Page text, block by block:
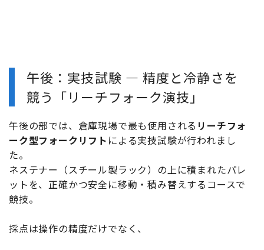
午後：実技試験 ― 精度と冷静さを
競う「リーチフォーク演技」
午後の部では、倉庫現場で最も使用される リーチフォ
ーク型フォークリフト による実技試験が行われまし
た。
ネステナー（スチール製ラック）の上に積まれたパレ
ットを、正確かつ安全に移動・積み替えするコースで
競技。
採点は操作の精度だけでなく、